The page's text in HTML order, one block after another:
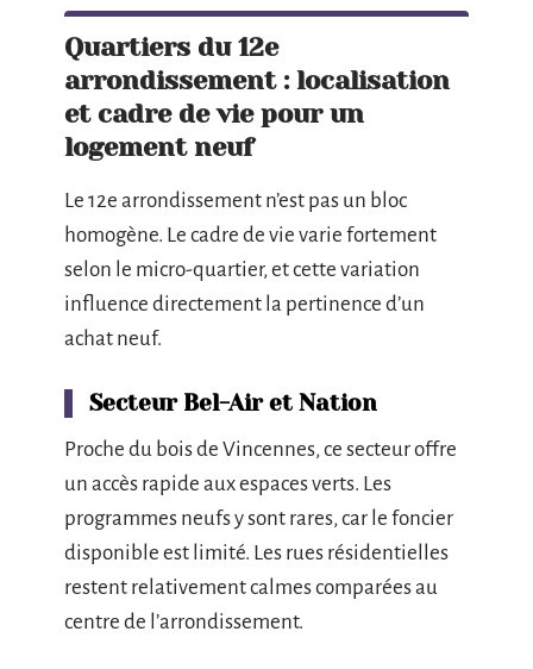
Quartiers du 12e
arrondissement : localisation
et cadre de vie pour un
logement neuf
Le 12e arrondissement n’est pas un bloc
homogène. Le cadre de vie varie fortement
selon le micro-quartier, et cette variation
influence directement la pertinence d’un
achat neuf.
Secteur Bel-Air et Nation
Proche du bois de Vincennes, ce secteur offre
un accès rapide aux espaces verts. Les
programmes neufs y sont rares, car le foncier
disponible est limité. Les rues résidentielles
restent relativement calmes comparées au
centre de l’arrondissement.